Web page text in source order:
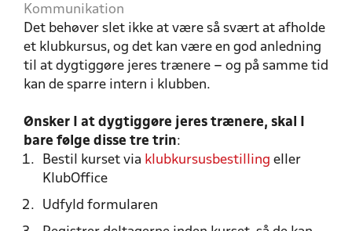
Kommunikation
Det behøver slet ikke at være så svært at afholde
et klubkursus, og det kan være en god anledning
til at dygtiggøre jeres trænere – og på samme tid
kan de sparre intern i klubben.
Ønsker I at dygtiggøre jeres trænere, skal I
bare følge disse tre trin:
Bestil kurset via klubkursusbestilling eller
KlubOffice
Udfyld formularen